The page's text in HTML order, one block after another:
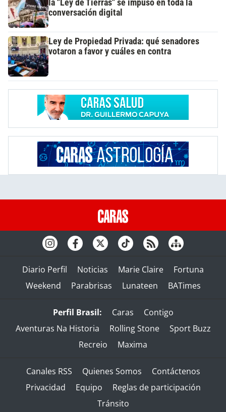
la "Ley de Tierras" se impuso en toda la
conversación digital
Ley de Propiedad Privada: qué senadores
votaron a favor y cuáles en contra
Diario Perfil Noticias Marie Claire
Fortuna
Weekend
Parabrisas Lunateen BATimes
Perfil Brasil: Caras
Contigo
Aventuras Na Historia
Rolling Stone
Sport Buzz
Recreio
Maxima
Canales RSS Quienes Somos
Contáctenos
Privacidad
Equipo
Reglas de participación
Tránsito